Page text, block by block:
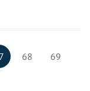
Страница
68 Страница
69